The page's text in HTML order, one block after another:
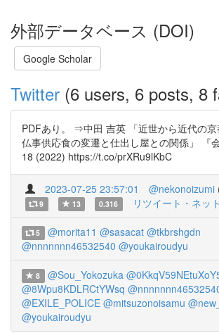
外部データベース (DOI)
Google Scholar
Twitter (6 users, 6 posts, 8
PDFあり。 ⇒中田 吉英 「近世から近代の京
仏事供応食の変遷と仕出し屋との関係」 『
18 (2022) https://t.co/prXRu9lKbC
2023-07-25 23:57:01 @nekonoizumi
9 13 0.316 リツイート・ネッ
5 @morita11 @sasacat @tkbrshgdn
@nnnnnnn46532540 @youkairoudyu
8 @Sou_Yokozuka
@8Wpu8KDLRCtYWsq
@EXILE_POLICE @mitsuzonoisamu
@youkairoudyu